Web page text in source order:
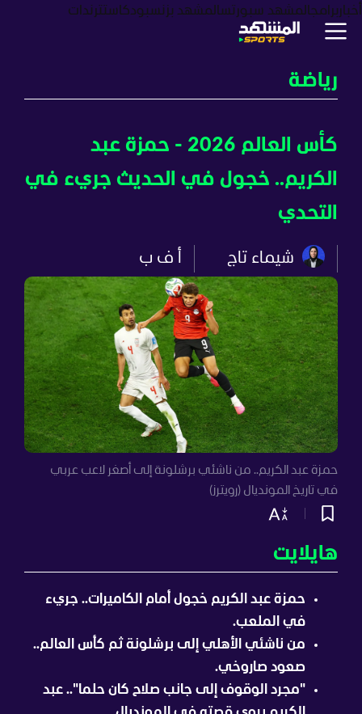
أخبار برامجالمشهد سبورتسالمشهد بزنسبودكاستترندات
رياضة
كأس العالم 2026 - حمزة عبد
الكريم.. خجول في الحديث جريء في
التحدي
شيماء تاج أ ف ب
حمزة عبد الكريم.. من ناشئي برشلونة إلى أصغر لاعب عربي
في تاريخ المونديال (رويترز)
هايلايت
حمزة عبد الكريم خجول أمام الكاميرات.. جريء
في الملعب.
من ناشئي الأهلي إلى برشلونة ثم كأس العالم..
صعود صاروخي.
"مجرد الوقوف إلى جانب صلاح كان حلما".. عبد